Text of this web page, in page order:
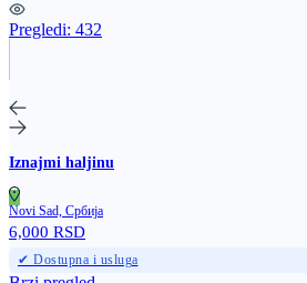
Pregledi: 432
Iznajmi haljinu
Novi Sad, Србија
6,000 RSD
✔ Dostupna i usluga